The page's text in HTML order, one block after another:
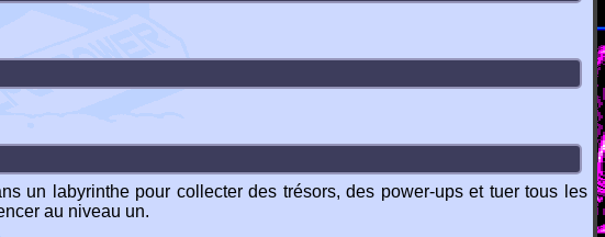
un labyrinthe pour collecter des trésors, des power-ups et tuer tous les
au niveau un.